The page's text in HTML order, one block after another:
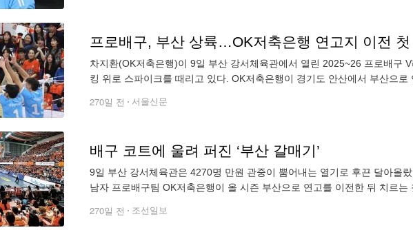
프로배구, 부산 상륙…OK저축은행 연고지 이전 첫
차지환(OK저축은행)이 9일 부산 강서체육관에서 열린 2025~26 프로배구
킹 위로 스파이크를 때리고 있다. OK저축은행이 경기도 안산에서 부산으
270일 전 서울신문
배구 코트에 울려 퍼진 ‘부산 갈매기’
9일 부산 강서체육관은 4270명 만원 관중이 뿜어내는 열기로 후끈 달아올
남자 프로배구팀 OK저축은행이 올 시즌 부산으로 연고를 이전한 뒤 치르
270일 전 조선일보